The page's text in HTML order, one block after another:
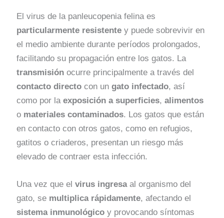
El virus de la panleucopenia felina es
particularmente resistente y puede sobrevivir en
el medio ambiente durante períodos prolongados,
facilitando su propagación entre los gatos. La
transmisiónocurre principalmente a través del
contacto directo con ungato infectado, así
como por laexposición a superficies,alimentos
o materiales contaminados. Los gatos que están
en contacto con otros gatos, como en refugios,
gatitos o criaderos, presentan un riesgo más
elevado de contraer esta infección.
Una vez que elvirus ingresaal organismo del
gato, se multiplica rápidamente, afectando el
sistema inmunológico y provocando síntomas